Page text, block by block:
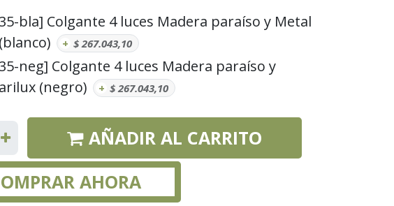
bla] Colgante 4 luces Madera paraíso y Metal
+ $267.043,10
neg] Colgante 4 luces Madera paraíso y
(negro)
+ $267.043,10
AÑADIR AL CARRITO
AHORA